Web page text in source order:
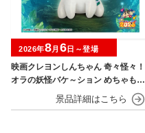
映画クレヨンしんちゃん 奇々怪々！
オラの妖怪バケ～ション めちゃもふ
ぐっとぬいぐるみ～おすわりポーズ
2026年8月 6 日～登場